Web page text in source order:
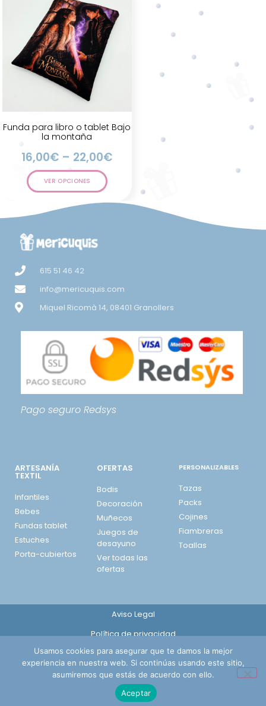
Funda para libro o tablet Bajo
la montaña
16,00€ – 22,00€
VER OPCIONES
615 51 46 42
info@mericuquis.com
Miquel Ricomà 14, 08401 Granollers
Pago seguro Redsys
ARTESANÍA
TEXTIL
Infantiles
Bebes
Fundas tablet
Estuches
Porta-cubiertos
OFERTAS
Bodis
Decoración
Muñecos
Juegos de
desayuno
Ver todas las
ofertas
PERSONALIZABLES
Tazas
Packs
Cojines
Fiambreras
Toallas
Aviso Legal
Política de privacidad
Política de cookies
Envíos, cambios y devoluciones
Usamos cookies para asegurar que te damos la mejor
experiencia en nuestra web. Si continúas usando este sitio,
asumiremos que estás de acuerdo con ello.
Aceptar